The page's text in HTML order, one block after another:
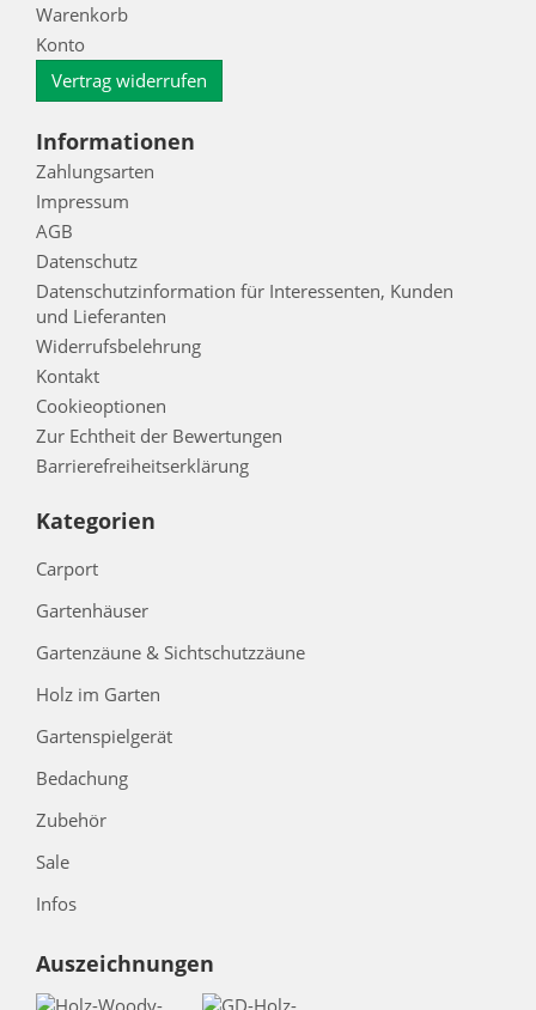
Warenkorb
Konto
Vertrag widerrufen
Informationen
Zahlungsarten
Impressum
AGB
Datenschutz
Datenschutzinformation für Interessenten, Kunden
und Lieferanten
Widerrufsbelehrung
Kontakt
Cookieoptionen
Zur Echtheit der Bewertungen
Barrierefreiheitserklärung
Kategorien
Carport
Gartenhäuser
Gartenzäune & Sichtschutzzäune
Holz im Garten
Gartenspielgerät
Bedachung
Zubehör
Sale
Infos
Auszeichnungen